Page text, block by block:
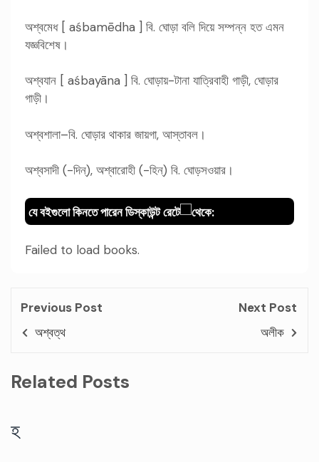
অশ্বমেধ [ aśbamēdha ] বি. ঘোড়া বলি দিয়ে সম্পন্ন হত এমন
যজ্ঞবিশেষ।
অশ্বযান [ aśbayāna ] বি. ঘোড়ায়-টানা যাত্রিবাহী গাড়ী, ঘোড়ার
গাড়ী।
অশ্বশালা–বি. ঘোড়ার থাকার জায়গা, আস্তাবল।
অশ্বসাদী (-দিন্), অশ্বারোহী (-হিন্) বি. ঘোড়সওয়ার।
যে বইগুলো কিনতে পারেন ডিস্কাউন্ট রেটে থেকে:
Failed to load books.
Previous Post
অশ্বত্থ
Next Post
অলীক
Related Posts
হ